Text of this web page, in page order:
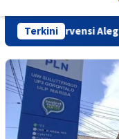
Menu
Terkini
Aleg Deprov Dapil Kota